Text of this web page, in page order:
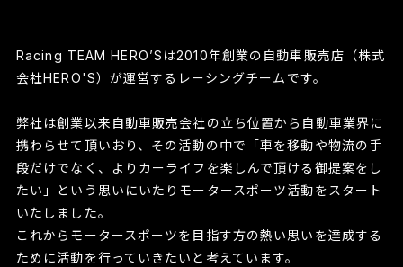
Racing TEAM HERO’Sは2010年創業の自動車販売店（株式
会社HERO'S）が運営するレーシングチームです。
弊社は創業以来自動車販売会社の立ち位置から自動車業界に
携わらせて頂いおり、その活動の中で「車を移動や物流の手
段だけでなく、よりカーライフを楽しんで頂ける御提案をし
たい」という思いにいたりモータースポーツ活動をスタート
いたしました。
これからモータースポーツを目指す方の熱い思いを達成する
ために活動を行っていきたいと考えています。